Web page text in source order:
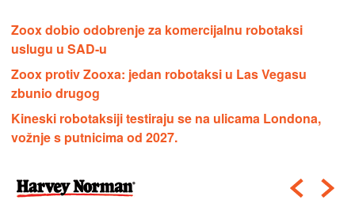
Zoox dobio odobrenje za komercijalnu robotaksi
uslugu u SAD-u
Zoox protiv Zooxa: jedan robotaksi u Las Vegasu
zbunio drugog
Kineski robotaksiji testiraju se na ulicama Londona,
vožnje s putnicima od 2027.